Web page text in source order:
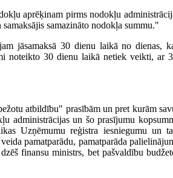
aprēķinam pirms nodokļu
samazināto nodokļa summu."
jāsamaksā 30 dienu laikā no dienas,
noteikto 30 dienu laikā netiek veikti, ar
atbildību" prasībām un pret kurām
administrācijas un šo prasījumu
Uzņēmumu reģistra iesniegumu un
pamatparādu, pamatparāda
finansu ministrs, bet pašvaldību